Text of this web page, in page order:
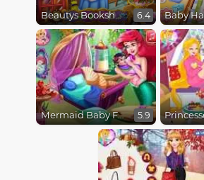
Beautys Bookshop 6.4
Mermaid Baby Feeding 5.9